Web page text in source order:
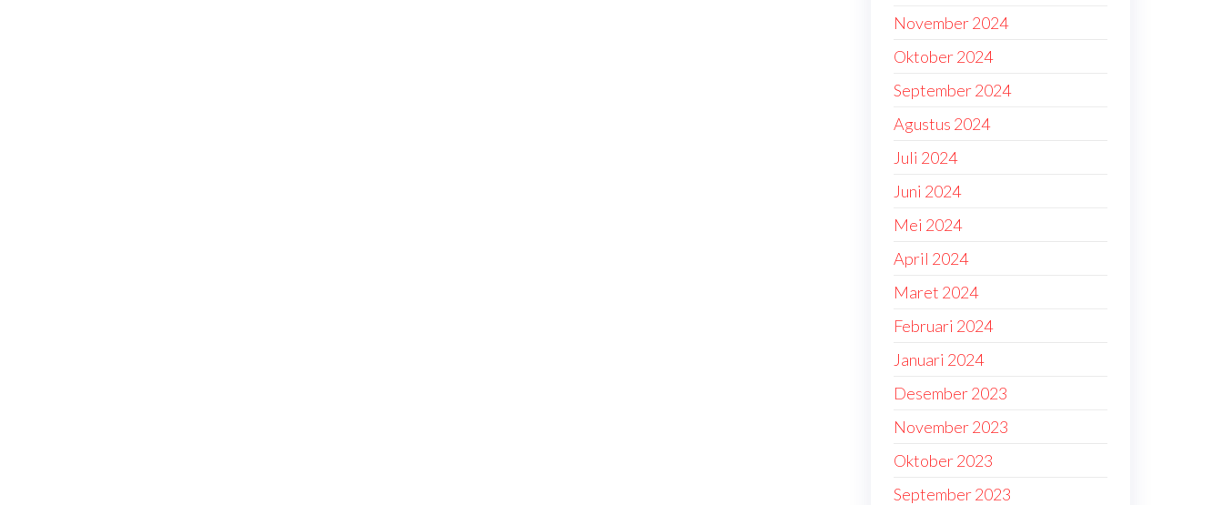
November 2024
Oktober 2024
September 2024
Agustus 2024
Juli 2024
Juni 2024
Mei 2024
April 2024
Maret 2024
Februari 2024
Januari 2024
Desember 2023
November 2023
Oktober 2023
September 2023